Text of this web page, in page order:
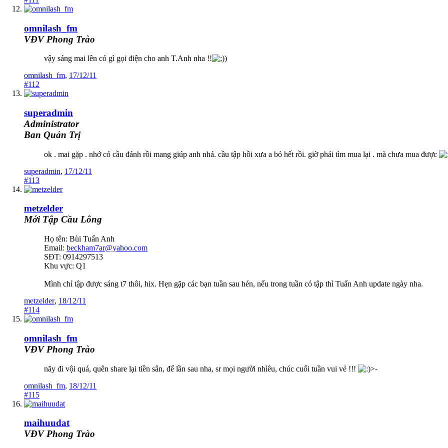
omnilash_fm
VĐV Phong Trào
vậy sáng mai lên có gì gọi điện cho anh T.Anh nha !!
)
omnilash_fm, 17/12/11
#112
superadmin
Administrator
Ban Quản Trị
ok . mai gặp . nhớ có cầu đánh rồi mang giúp anh nhá. cầu tập hồi xưa a bỏ hết rồi. giờ phải tìm mua lại . mà chưa mua được
superadmin, 17/12/11
#113
metzelder
Mới Tập Cầu Lông
Họ tên: Bùi Tuấn Anh
Email: beckham7ar@yahoo.com
SĐT: 0914297513
Khu vực: Q1
Mình chỉ tập được sáng t7 thôi, hix. Hẹn gặp các bạn tuần sau hén, nếu trong tuần có tập thì Tuấn Anh update ngày nha.
metzelder, 18/12/11
#114
omnilash_fm
VĐV Phong Trào
nãy đi vội quá, quên share lại tiền sân, để lần sau nha, sr mọi người nhìêu, chúc cuối tuần vui vẻ !!!
>-
omnilash_fm, 18/12/11
#115
maihuudat
VĐV Phong Trào